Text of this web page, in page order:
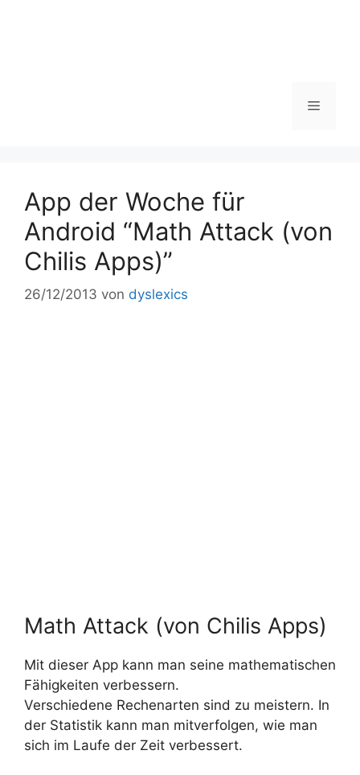
Menü
App der Woche für
Android “Math Attack (von
Chilis Apps)”
26/12/2013 von dyslexics
Math Attack (von Chilis Apps)
Mit dieser App kann man seine mathematischen
Fähigkeiten verbessern.
Verschiedene Rechenarten sind zu meistern. In
der Statistik kann man mitverfolgen, wie man
sich im Laufe der Zeit verbessert.